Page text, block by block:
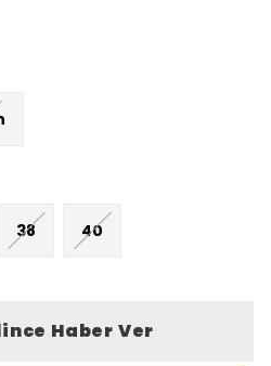
38 40
Haber Ver